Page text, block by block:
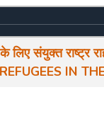
के लिए संयुक्त राष्ट्र
IN